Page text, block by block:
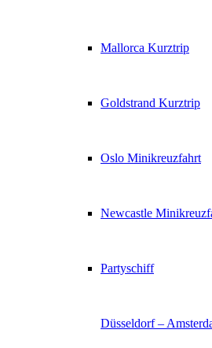
Mallorca Kurztrip
Goldstrand Kurztrip
Oslo Minikreuzfahrt
Newcastle
Partyschiff
Düsseldorf –